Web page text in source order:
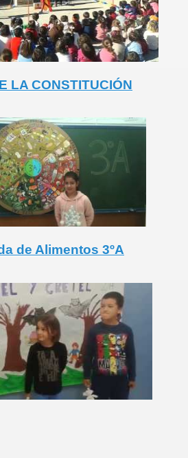
LA CONSTITUCIÓN
de Alimentos 3ºA